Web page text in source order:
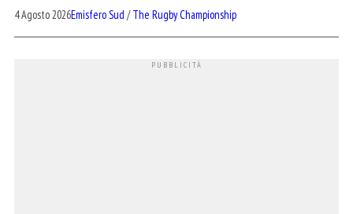
4 Agosto 2026Emisfero Sud /The Rugby Championship